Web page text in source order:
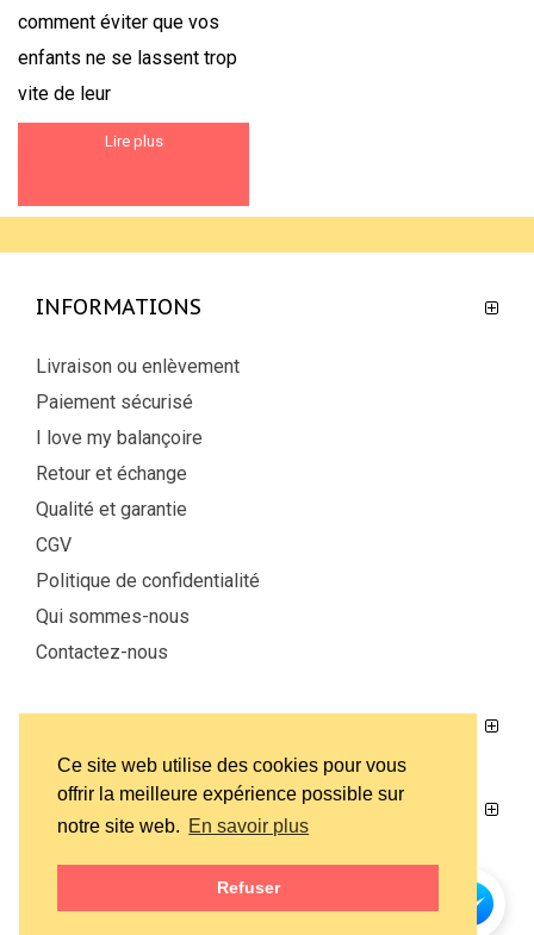
Ce site web utilise des cookies pour vous
offrir la meilleure expérience possible sur
notre site web. En savoir plus
Refuser
comment éviter que vos
enfants ne se lassent trop
vite de leur
Lire plus
INFORMATIONS
Livraison ou enlèvement
Paiement sécurisé
I love my balançoire
Retour et échange
Qualité et garantie
CGV
Politique de confidentialité
Qui sommes-nous
Contactez-nous
SUIVEZ-NOUS SUR FACEBOOK